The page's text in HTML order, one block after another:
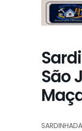
São